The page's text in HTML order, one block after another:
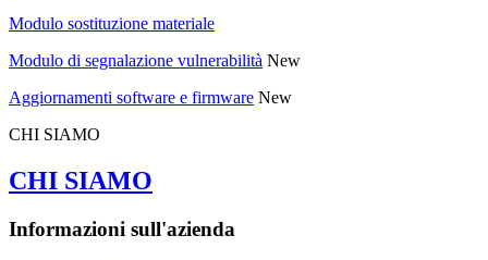
Modulo sostituzione materiale
Modulo di segnalazione vulnerabilità New
Aggiornamenti software e firmware New
CHI SIAMO
CHI SIAMO
Informazioni sull'azienda